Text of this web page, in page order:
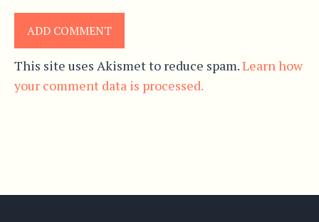
This site uses Akismet to reduce spam.Learn how
your comment data is processed.